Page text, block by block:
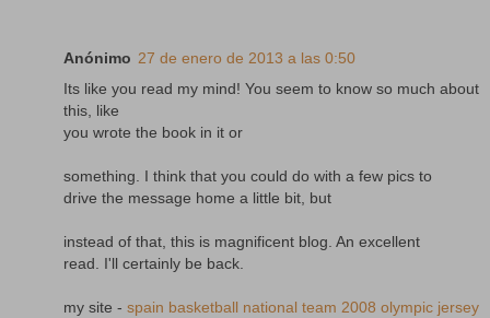
Anónimo 27 de enero de 2013 a las 0:50
Its like you read my mind! You seem to know so much about
this, like
you wrote the book in it or
something. I think that you could do with a few pics to
drive the message home a little bit, but
instead of that, this is magnificent blog. An excellent
read. I'll certainly be back.
my site - spain basketball national team 2008 olympic jersey